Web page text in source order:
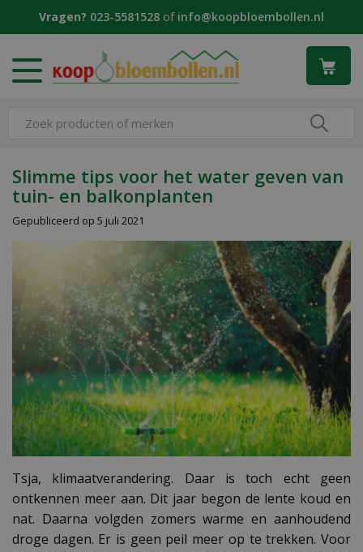
Vragen? 023-5581528 of info@koopbloembollen.nl
Slimme tips voor het water geven van
tuin- en balkonplanten
Gepubliceerd op 5 juli 2021
Tsja, klimaatverandering. Daar is toch echt geen
ontkennen meer aan. Dit jaar begon de lente koud en
nat. Daarna volgden zomers warme en aanhoudend
droge dagen. Er is geen peil meer op te trekken. Voor